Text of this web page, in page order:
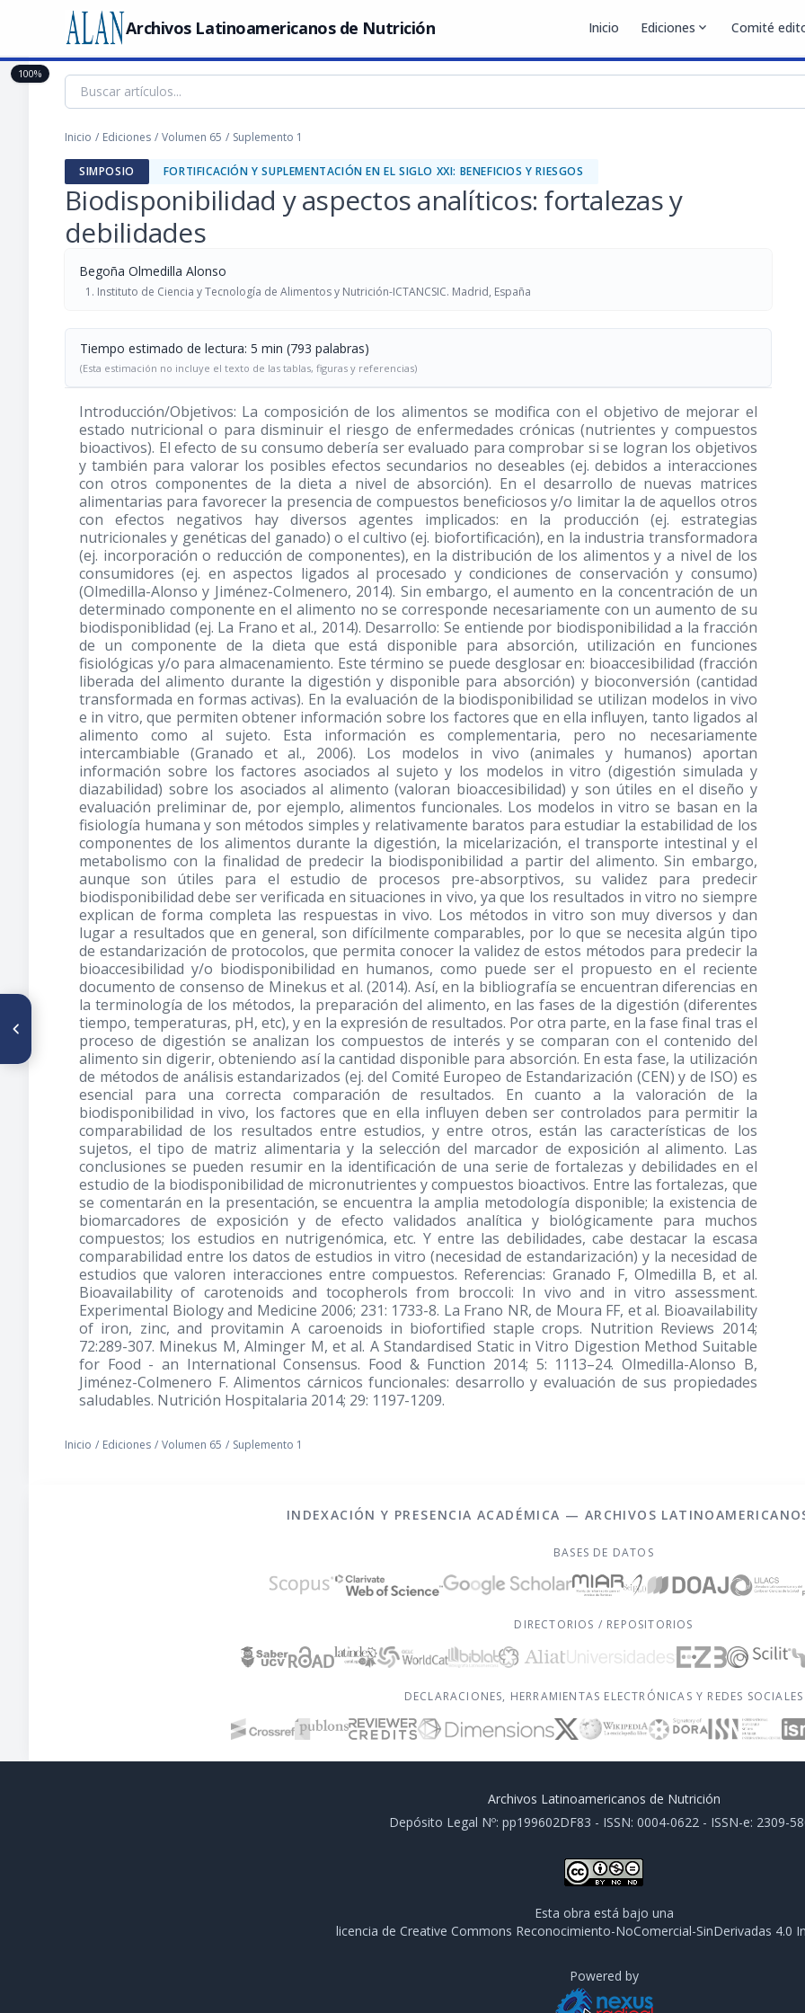
Archivos Latinoamericanos de Nutrición Inicio Ediciones expand_more Comité
Inicio / Ediciones / Volumen 65 / Suplemento 1
SIMPOSIO FORTIFICACIÓN Y SUPLEMENTACIÓN EN EL SIGLO XXI: BENEFICIOS Y RIESGOS
Biodisponibilidad y aspectos analíticos: fortalezas y
debilidades
Begoña Olmedilla Alonso
Instituto de Ciencia y Tecnología de Alimentos y Nutrición-ICTANCSIC. Madrid, España
Tiempo estimado de lectura: 5 min (793 palabras)
(Esta estimación no incluye el texto de las tablas, figuras y referencias)
Introducción/Objetivos: La composición de los alimentos se modifica con el objetivo de mejorar el
estado nutricional o para disminuir el riesgo de enfermedades crónicas (nutrientes y compuestos
bioactivos). El efecto de su consumo debería ser evaluado para comprobar si se logran los objetivos
y también para valorar los posibles efectos secundarios no deseables (ej. debidos a interacciones
con otros componentes de la dieta a nivel de absorción). En el desarrollo de nuevas matrices
alimentarias para favorecer la presencia de compuestos beneficiosos y/o limitar la de aquellos otros
con efectos negativos hay diversos agentes implicados: en la producción (ej. estrategias
nutricionales y genéticas del ganado) o el cultivo (ej. biofortificación), en la industria transformadora
(ej. incorporación o reducción de componentes), en la distribución de los alimentos y a nivel de los
consumidores (ej. en aspectos ligados al procesado y condiciones de conservación y consumo)
(Olmedilla-Alonso y Jiménez-Colmenero, 2014). Sin embargo, el aumento en la concentración de un
determinado componente en el alimento no se corresponde necesariamente con un aumento de su
biodisponiblidad (ej. La Frano et al., 2014). Desarrollo: Se entiende por biodisponibilidad a la fracción
de un componente de la dieta que está disponible para absorción, utilización en funciones
fisiológicas y/o para almacenamiento. Este término se puede desglosar en: bioaccesibilidad (fracción
liberada del alimento durante la digestión y disponible para absorción) y bioconversión (cantidad
transformada en formas activas). En la evaluación de la biodisponibilidad se utilizan modelos in vivo
e in vitro, que permiten obtener información sobre los factores que en ella influyen, tanto ligados al
alimento como al sujeto. Esta información es complementaria, pero no necesariamente
intercambiable (Granado et al., 2006). Los modelos in vivo (animales y humanos) aportan
información sobre los factores asociados al sujeto y los modelos in vitro (digestión simulada y
diazabilidad) sobre los asociados al alimento (valoran bioaccesibilidad) y son útiles en el diseño y
evaluación preliminar de, por ejemplo, alimentos funcionales. Los modelos in vitro se basan en la
fisiología humana y son métodos simples y relativamente baratos para estudiar la estabilidad de los
componentes de los alimentos durante la digestión, la micelarización, el transporte intestinal y el
metabolismo con la finalidad de predecir la biodisponibilidad a partir del alimento. Sin embargo,
aunque son útiles para el estudio de procesos pre-absorptivos, su validez para predecir
biodisponibilidad debe ser verificada en situaciones in vivo, ya que los resultados in vitro no siempre
explican de forma completa las respuestas in vivo. Los métodos in vitro son muy diversos y dan
lugar a resultados que en general, son difícilmente comparables, por lo que se necesita algún tipo
de estandarización de protocolos, que permita conocer la validez de estos métodos para predecir la
bioaccesibilidad y/o biodisponibilidad en humanos, como puede ser el propuesto en el reciente
documento de consenso de Minekus et al. (2014). Así, en la bibliografía se encuentran diferencias en
la terminología de los métodos, la preparación del alimento, en las fases de la digestión (diferentes
tiempo, temperaturas, pH, etc), y en la expresión de resultados. Por otra parte, en la fase final tras el
proceso de digestión se analizan los compuestos de interés y se comparan con el contenido del
alimento sin digerir, obteniendo así la cantidad disponible para absorción. En esta fase, la utilización
de métodos de análisis estandarizados (ej. del Comité Europeo de Estandarización (CEN) y de ISO) es
esencial para una correcta comparación de resultados. En cuanto a la valoración de la
biodisponibilidad in vivo, los factores que en ella influyen deben ser controlados para permitir la
comparabilidad de los resultados entre estudios, y entre otros, están las características de los
sujetos, el tipo de matriz alimentaria y la selección del marcador de exposición al alimento. Las
conclusiones se pueden resumir en la identificación de una serie de fortalezas y debilidades en el
estudio de la biodisponibilidad de micronutrientes y compuestos bioactivos. Entre las fortalezas, que
se comentarán en la presentación, se encuentra la amplia metodología disponible; la existencia de
biomarcadores de exposición y de efecto validados analítica y biológicamente para muchos
compuestos; los estudios en nutrigenómica, etc. Y entre las debilidades, cabe destacar la escasa
comparabilidad entre los datos de estudios in vitro (necesidad de estandarización) y la necesidad de
estudios que valoren interacciones entre compuestos. Referencias: Granado F, Olmedilla B, et al.
Bioavailability of carotenoids and tocopherols from broccoli: In vivo and in vitro assessment.
Experimental Biology and Medicine 2006; 231: 1733-8. La Frano NR, de Moura FF, et al. Bioavailability
of iron, zinc, and provitamin A caroenoids in biofortified staple crops. Nutrition Reviews 2014;
72:289-307. Minekus M, Alminger M, et al. A Standardised Static in Vitro Digestion Method Suitable
for Food - an International Consensus. Food & Function 2014; 5: 1113–24. Olmedilla-Alonso B,
Jiménez-Colmenero F. Alimentos cárnicos funcionales: desarrollo y evaluación de sus propiedades
saludables. Nutrición Hospitalaria 2014; 29: 1197-1209.
Inicio / Ediciones / Volumen 65 / Suplemento 1
100%
ARTÍCULO ANTERIOR
Situacion de los programas
de fortificacion de la sal en la
region de las Américas
INDEXACIÓN Y PRESENCIA ACADÉMICA — ARCHIVOS
BASES DE DATOS
DIRECTORIOS / REPOSITORIOS
DECLARACIONES, HERRAMIENTAS ELECTRÓNICAS Y REDES SOCIALES
Archivos Latinoamericanos de Nutrición
Depósito Legal Nº: pp199602DF83 - ISSN: 0004-0622 - ISSN-e: 2309-
Esta obra está bajo una
licencia de Creative Commons Reconocimiento-NoComercial-SinDerivadas 4.0
Powered by